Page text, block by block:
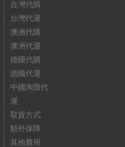
台灣代購
台灣代運
澳洲代購
澳洲代運
德國代購
德國代運
中國淘寶代
運
取貨方式
額外保障
其他費用